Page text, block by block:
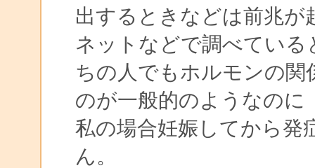
出するときなどは前兆
ネットなどで調べてい
ちの人でもホルモンの
のが一般的のようなのに
私の場合妊娠してから発
ん。